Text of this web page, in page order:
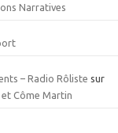
Narratives
– Radio Rôliste sur
Côme Martin